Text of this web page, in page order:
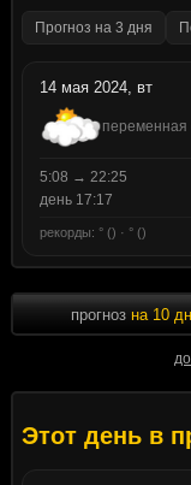
Прогноз на 3 дня
14 мая 2024, вт
переменная
5:08 → 22:25
день 17:17
рекорды: ° () · ° ()
прогноз на 10
Этот день в